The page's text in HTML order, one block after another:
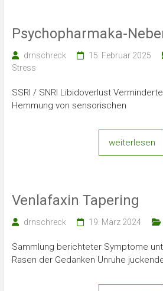
Psychopharmaka-
drnschreck 15. Februar 2025
Stress
SSRI / SNRI Libidoverlust
Hemmung von sensorischen
weiterlesen
Venlafaxin Tapering
drnschreck 19. März 2024
Sammlung berichteter Symptome
Rasen der Gedanken Unruhe